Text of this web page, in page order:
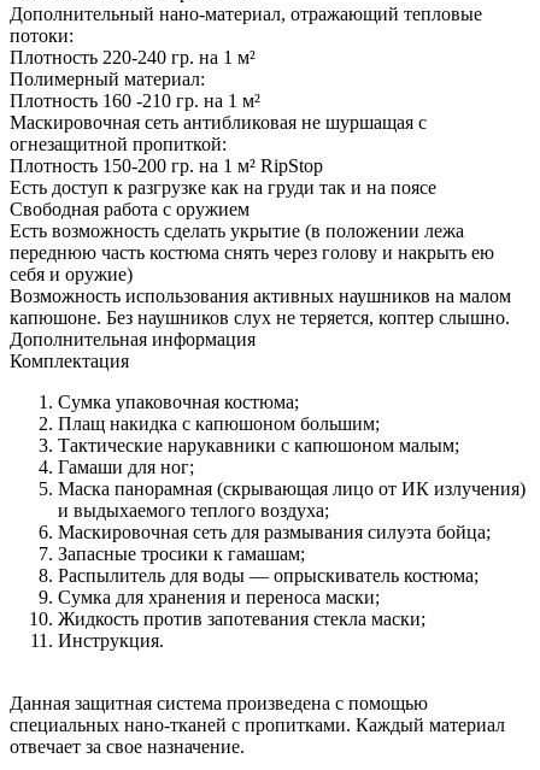
Дополнительный нано-материал, отражающий тепловые
потоки:
Плотность 220-240 гр. на 1 м²
Полимерный материал:
Плотность 160 -210 гр. на 1 м²
Маскировочная сеть антибликовая не шуршащая с
огнезащитной пропиткой:
Плотность 150-200 гр. на 1 м² RipStop
Есть доступ к разгрузке как на груди так и на поясе
Свободная работа с оружием
Есть возможность сделать укрытие (в положении лежа
переднюю часть костюма снять через голову и накрыть ею
себя и оружие)
Возможность использования активных наушников на малом
капюшоне. Без наушников слух не теряется, коптер слышно.
Дополнительная информация
Комплектация
Сумка упаковочная костюма;
Плащ накидка с капюшоном большим;
Тактические нарукавники с капюшоном малым;
Гамаши для ног;
Маска панорамная (скрывающая лицо от ИК излучения)
и выдыхаемого теплого воздуха;
Маскировочная сеть для размывания силуэта бойца;
Запасные тросики к гамашам;
Распылитель для воды — опрыскиватель костюма;
Сумка для хранения и переноса маски;
Жидкость против запотевания стекла маски;
Инструкция.
Данная защитная система произведена с помощью
специальных нано-тканей с пропитками. Каждый материал
отвечает за свое назначение.